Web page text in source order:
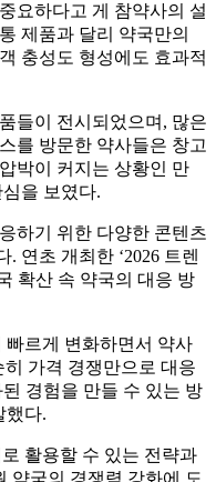
요하다고 게 참약사의 설
제품과 달리 약국만의
충성도 형성에도 효과적
들이 전시되었으며, 많은
를 방문한 약사들은 창고
박이 커지는 상황인 만
을 보였다.
하기 위한 다양한 콘텐츠
연초 개최한 ‘2026 트렌
확산 속 약국의 대응 방
빠르게 변화하면서 약사
가격 경쟁만으로 대응
경험을 만들 수 있는 방
했다.
활용할 수 있는 전략과